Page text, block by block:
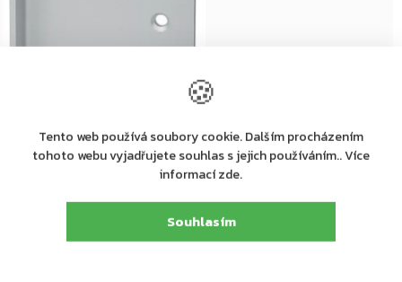
🍪
Tento web používá soubory cookie. Dalším procházením
tohoto webu vyjadřujete souhlas s jejich používáním.. Více
informací zde.
Souhlasím
ASSA ABLOY A154 montážní
paralelní plech pro ramínka
Dodání 4-7 pracovních dní
Do košíku
Geze montážní desky na
Skladem
od 133 Kč